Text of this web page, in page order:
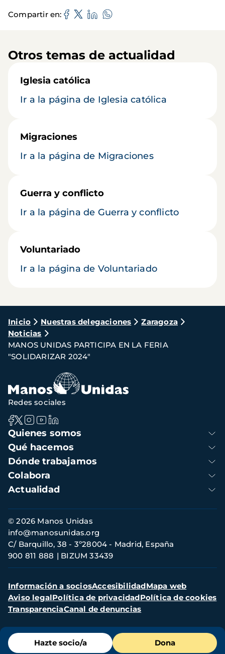
Compartir en
Otros temas de actualidad
Iglesia católica
Ir a la página de Iglesia católica
Migraciones
Ir a la página de Migraciones
Guerra y conflicto
Ir a la página de Guerra y conflicto
Voluntariado
Ir a la página de Voluntariado
Ruta
de
navegación
Inicio Nuestras delegaciones
Zaragoza
Noticias
MANOS UNIDAS PARTICIPA EN LA FERIA
"SOLIDARIZAR 2024"
Menú
de
Hazte socio/a Dona
Navegación
principal
Quienes somos
Qué hacemos
Dónde trabajamos
Colabora
Actualidad
Redes sociales
Información
de
contacto
© 2026 Manos Unidas
C/ Barquillo, 38 - 3º28004 - Madrid, España
900 811 888
BIZUM 33439
info@manosunidas.org
Menú
secundario
Información a sociosAccesibilidadMapa web
Aviso legalPolítica de privacidadPolítica de cookies
TransparenciaCanal de denuncias